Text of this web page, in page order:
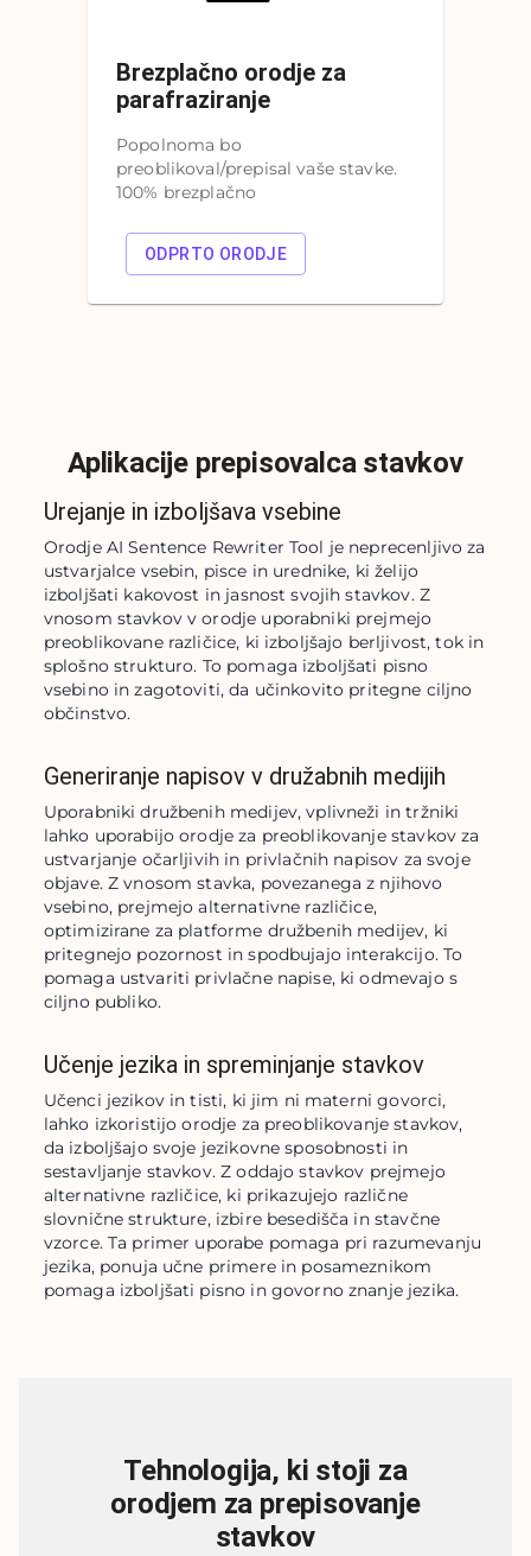
Brezplačno orodje za
parafraziranje
Popolnoma bo
preoblikoval/prepisal vaše stavke.
100% brezplačno
ODPRTO ORODJE
Aplikacije prepisovalca stavkov
Urejanje in izboljšava vsebine
Orodje AI Sentence Rewriter Tool je neprecenljivo za
ustvarjalce vsebin, pisce in urednike, ki želijo
izboljšati kakovost in jasnost svojih stavkov. Z
vnosom stavkov v orodje uporabniki prejmejo
preoblikovane različice, ki izboljšajo berljivost, tok in
splošno strukturo. To pomaga izboljšati pisno
vsebino in zagotoviti, da učinkovito pritegne ciljno
občinstvo.
Generiranje napisov v družabnih medijih
Uporabniki družbenih medijev, vplivneži in tržniki
lahko uporabijo orodje za preoblikovanje stavkov za
ustvarjanje očarljivih in privlačnih napisov za svoje
objave. Z vnosom stavka, povezanega z njihovo
vsebino, prejmejo alternativne različice,
optimizirane za platforme družbenih medijev, ki
pritegnejo pozornost in spodbujajo interakcijo. To
pomaga ustvariti privlačne napise, ki odmevajo s
ciljno publiko.
Učenje jezika in spreminjanje stavkov
Učenci jezikov in tisti, ki jim ni materni govorci,
lahko izkoristijo orodje za preoblikovanje stavkov,
da izboljšajo svoje jezikovne sposobnosti in
sestavljanje stavkov. Z oddajo stavkov prejmejo
alternativne različice, ki prikazujejo različne
slovnične strukture, izbire besedišča in stavčne
vzorce. Ta primer uporabe pomaga pri razumevanju
jezika, ponuja učne primere in posameznikom
pomaga izboljšati pisno in govorno znanje jezika.
Tehnologija, ki stoji za
orodjem za prepisovanje
stavkov